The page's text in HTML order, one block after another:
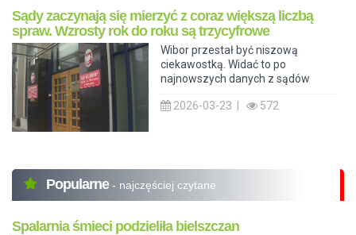
Sądy zaczynają się mierzyć z coraz większą liczbą
spraw. Wzrosty rok do roku są trzycyfrowe
Wibor przestał być niszową
ciekawostką. Widać to po
najnowszych danych z sądów
2026-03-23 | 572
Popularne - najczęściej czytane
Spalarnia śmieci podzieliła bielszczan